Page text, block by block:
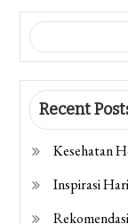
Recent
Kesehatan
Inspirasi